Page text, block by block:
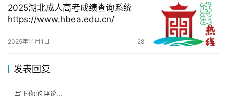
2025湖北成人高考成绩查询系统
https://www.hbea.edu.cn/
2025年11月1日 28
发表回复